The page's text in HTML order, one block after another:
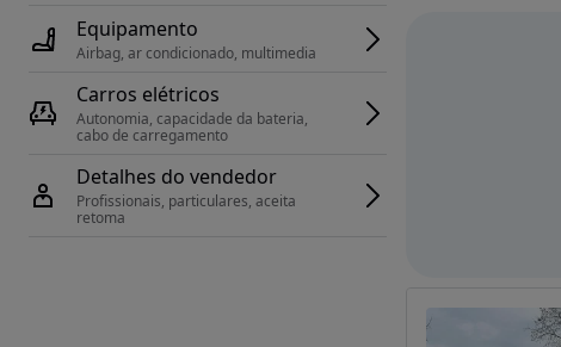
Equipamento
Airbag, ar condicionado, multimedia
Carros elétricos
Autonomia, capacidade da bateria,
cabo de carregamento
Detalhes do vendedor
Profissionais, particulares, aceita
retoma